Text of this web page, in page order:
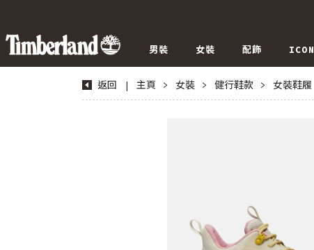
男裝 女裝 配飾 ICON
返回 | 主頁 > 女裝 > 健行鞋款 > 女裝鞋履